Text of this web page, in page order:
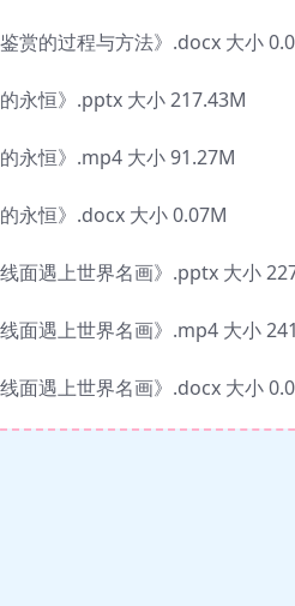
鉴赏的过程与方法》.docx 大小
的永恒》.pptx 大小 217.43M
的永恒》.mp4 大小 91.27M
的永恒》.docx 大小 0.07M
线面遇上世界名画》.pptx 大小
线面遇上世界名画》.mp4 大小
线面遇上世界名画》.docx 大小